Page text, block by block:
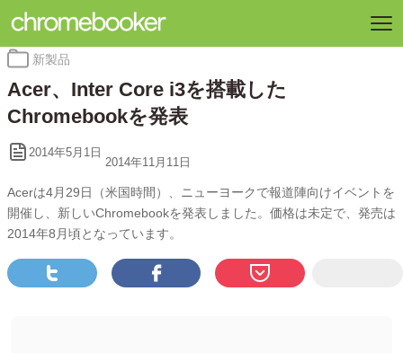
カ
ゴ
リ
新製品
Acer、Inter Core i3を搭載した
Chromebookを発表
2014年5月1日
2014年11月11日
Acerは4月29日（米国時間）、ニューヨークで報道陣向けイベントを
開催し、新しいChromebookを発表しました。価格は未定で、発売は
2014年8月頃となっています。